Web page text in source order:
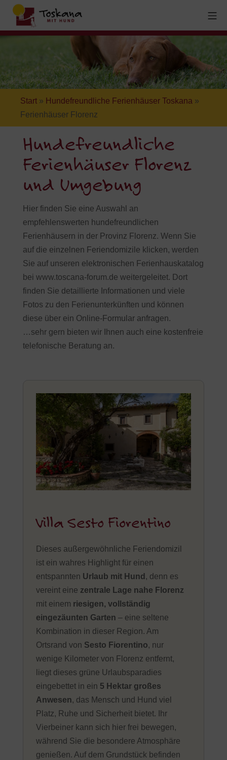
Start » Hundefreundliche Ferienhäuser Toskana »
Ferienhäuser Florenz
Hundefreundliche
Ferienhäuser Florenz
und Umgebung
Hier finden Sie eine Auswahl an
empfehlenswerten hundefreundlichen
Ferienhäusern in der Provinz Florenz. Wenn Sie
auf die einzelnen Feriendomizile klicken, werden
Sie auf unseren elektronischen Ferienhauskatalog
bei www.toscana-forum.de weitergeleitet. Dort
finden Sie detaillierte Informationen und viele
Fotos zu den Ferienunterkünften und können
diese über ein Online-Formular anfragen.
…sehr gern bieten wir Ihnen auch eine kostenfreie
telefonische Beratung an.
Villa Sesto Fiorentino
Dieses außergewöhnliche Feriendomizil
ist ein wahres Highlight für einen
entspannten Urlaub mit Hund , denn es
vereint eine zentrale Lage nahe Florenz
mit einem riesigen, vollständig
eingezäunten Garten – eine seltene
Kombination in dieser Region. Am
Ortsrand von Sesto Fiorentino, nur
wenige Kilometer von Florenz entfernt,
liegt dieses grüne Urlaubsparadies
eingebettet in ein 5 Hektar großes
Anwesen, das Mensch und Hund viel
Platz, Ruhe und Sicherheit bietet. Ihr
Vierbeiner kann sich hier frei bewegen,
während Sie die besondere Atmosphäre
genießen. Auf dem Grundstück befinden